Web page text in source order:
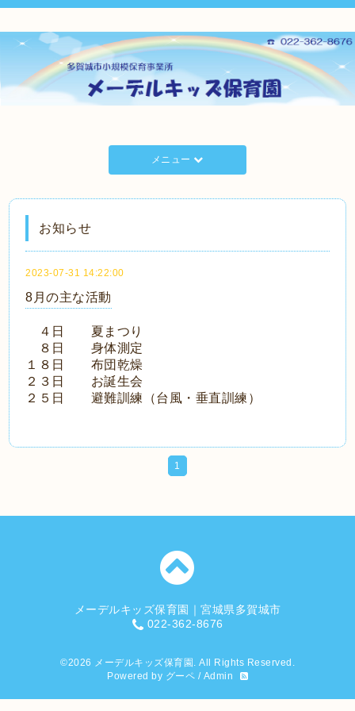
メニュー
お知らせ
2023-07-31 14:22:00
8月の主な活動
４日 夏まつり
８日 身体測定
１８日 布団乾燥
２３日 お誕生会
２５日 避難訓練（台風・垂直訓練）
1
メーデルキッズ保育園｜宮城県多賀城市
022-362-8676
©2026 メーデルキッズ保育園 . All Rights Reserved.
Powered by グーペ / Admin